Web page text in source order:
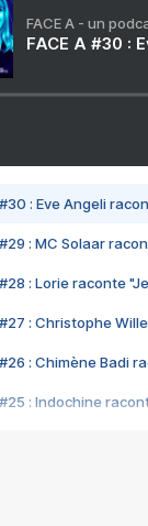
FACE A - un
FACE A #30 :
#30 : Eve Angeli
#29 : MC Solaar
#28 : Lorie raconte
#27 : Christophe
#26 : Chimène Badi
#25 : Indochine